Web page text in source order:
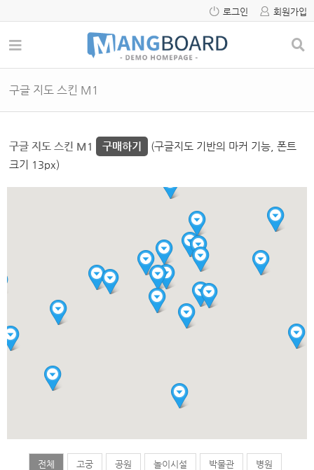
로그인 회원가입
구글 지도 스킨 M1
구글 지도 스킨 M1 구매하기
(구글지도 기반의 마커 기능, 폰트
크기 13px)
전체 고궁 공원 놀이시설 박물관 병원